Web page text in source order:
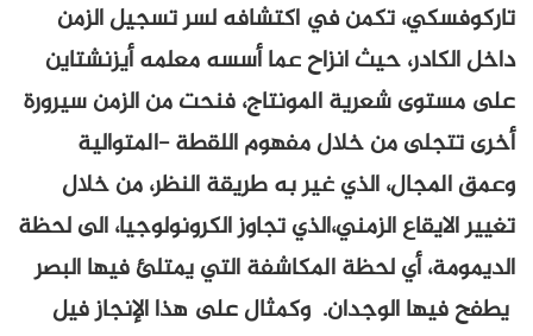
تاركوفسكي، تكمن في اكتشافه لسر تسجيل الزمن
داخل الكادر، حيث انزاح عما أسسه معلمه أيزنشتاين
على مستوى شعرية المونتاج، فنحت من الزمن سيرورة
أخرى تتجلى من خلال مفهوم اللقطة -المتوالية
وعمق المجال، الذي غير به طريقة النظر، من خلال
تغيير الايقاع الزمني،الذي تجاوز الكرونولوجيا، الى لحظة
الديمومة، أي لحظة المكاشفة التي يمتلئ فيها البصر
يطفح فيها الوجدان. وكمثال على هذا الإنجاز فيل